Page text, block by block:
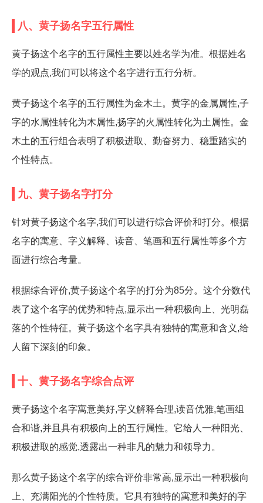
八、黄子扬名字五行属性
黄子扬这个名字的五行属性主要以姓名学为准。根据姓名
学的观点,我们可以将这个名字进行五行分析。
黄子扬这个名字的五行属性为金木土。黄字的金属属性,子
字的水属性转化为木属性,扬字的火属性转化为土属性。金
木土的五行组合表明了积极进取、勤奋努力、稳重踏实的
个性特点。
九、黄子扬名字打分
针对黄子扬这个名字,我们可以进行综合评价和打分。根据
名字的寓意、字义解释、读音、笔画和五行属性等多个方
面进行综合考量。
根据综合评价,黄子扬这个名字的打分为85分。这个分数代
表了这个名字的优势和特点,显示出一种积极向上、光明磊
落的个性特征。黄子扬这个名字具有独特的寓意和含义,给
人留下深刻的印象。
十、黄子扬名字综合点评
黄子扬这个名字寓意美好,字义解释合理,读音优雅,笔画组
合和谐,并且具有积极向上的五行属性。它给人一种阳光、
积极进取的感觉,透露出一种非凡的魅力和领导力。
那么黄子扬这个名字的综合评价非常高,显示出一种积极向
上、充满阳光的个性特质。它具有独特的寓意和美好的字